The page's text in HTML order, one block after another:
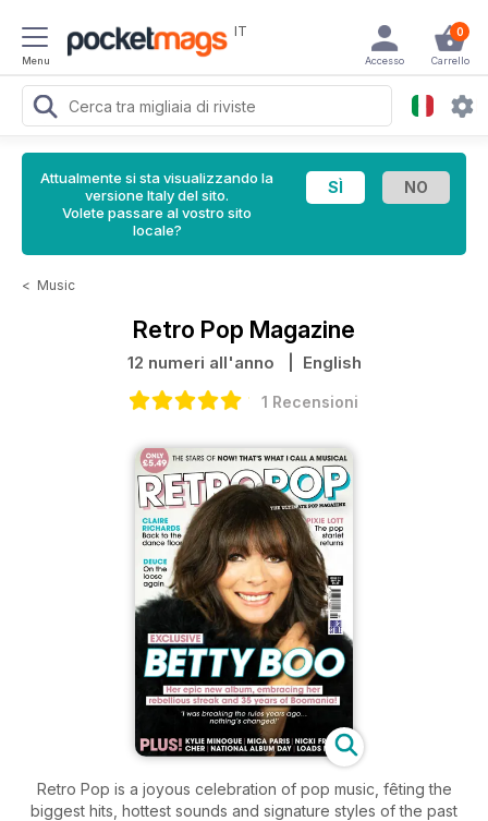
Menu
IT 0
Carrello
Accesso
Attualmente si sta visualizzando la
versione Italy del sito.
Volete passare al vostro sito
locale?
< Music
Retro Pop Magazine
12 numeri all'anno | English
1 Recensioni
Retro Pop is a joyous celebration of pop music, fêting the
biggest hits, hottest sounds and signature styles of the past